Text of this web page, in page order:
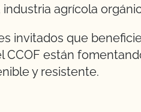
agrícola
invitados que
CCOF están
y resistente.